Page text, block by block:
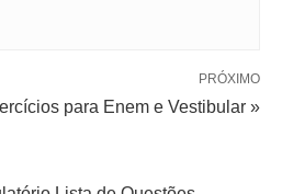
PRÓXIMO
para Enem e Vestibular »